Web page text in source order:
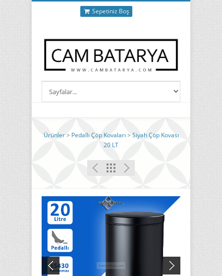
Sepetiniz Boş
Ürünler> Pedallı Çöp Kovaları > Siyah Çöp Kovası
20 LT